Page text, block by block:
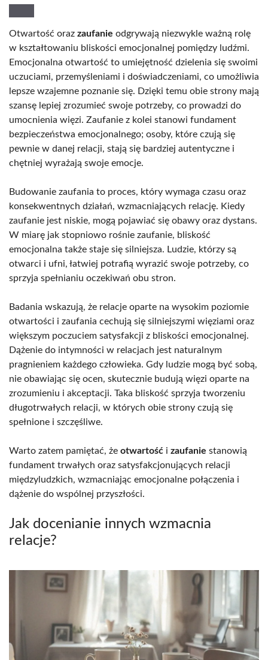
Otwartość oraz zaufanie odgrywają niezwykle ważną rolę
w kształtowaniu bliskości emocjonalnej pomiędzy ludźmi.
Emocjonalna otwartość to umiejętność dzielenia się swoimi
uczuciami, przemyśleniami i doświadczeniami, co umożliwia
lepsze wzajemne poznanie się. Dzięki temu obie strony mają
szansę lepiej zrozumieć swoje potrzeby, co prowadzi do
umocnienia więzi. Zaufanie z kolei stanowi fundament
bezpieczeństwa emocjonalnego; osoby, które czują się
pewnie w danej relacji, stają się bardziej autentyczne i
chętniej wyrażają swoje emocje.
Budowanie zaufania to proces, który wymaga czasu oraz
konsekwentnych działań, wzmacniających relację. Kiedy
zaufanie jest niskie, mogą pojawiać się obawy oraz dystans.
W miarę jak stopniowo rośnie zaufanie, bliskość
emocjonalna także staje się silniejsza. Ludzie, którzy są
otwarci i ufni, łatwiej potrafią wyrazić swoje potrzeby, co
sprzyja spełnianiu oczekiwań obu stron.
Badania wskazują, że relacje oparte na wysokim poziomie
otwartości i zaufania cechują się silniejszymi więziami oraz
większym poczuciem satysfakcji z bliskości emocjonalnej.
Dążenie do intymności w relacjach jest naturalnym
pragnieniem każdego człowieka. Gdy ludzie mogą być sobą,
nie obawiając się ocen, skutecznie budują więzi oparte na
zrozumieniu i akceptacji. Taka bliskość sprzyja tworzeniu
długotrwałych relacji, w których obie strony czują się
spełnione i szczęśliwe.
Warto zatem pamiętać, że otwartość i zaufanie stanowią
fundament trwałych oraz satysfakcjonujących relacji
międzyludzkich, wzmacniając emocjonalne połączenia i
dążenie do wspólnej przyszłości.
Jak docenianie innych wzmacnia
relacje?